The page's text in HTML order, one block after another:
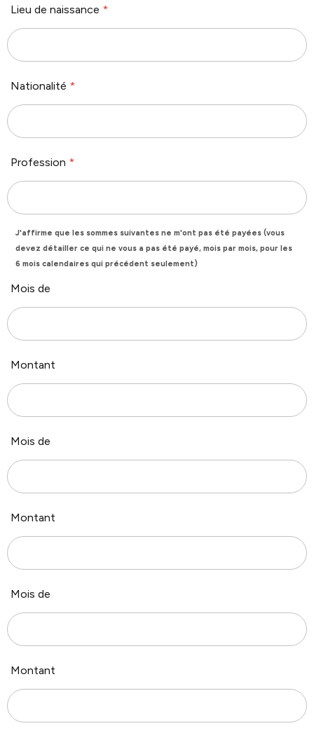
Lieu de naissance *
Nationalité *
Profession *
J'affirme que les sommes suivantes ne m'ont pas été payées (vous
devez détailler ce qui ne vous a pas été payé, mois par mois, pour les
6 mois calendaires qui précédent seulement)
Mois de
Montant
Mois de
Montant
Mois de
Montant